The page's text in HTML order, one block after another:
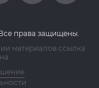
права защищены.
материалов ссылка